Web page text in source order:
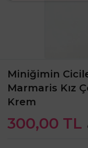
Miniğimin
Marmaris Kız
Krem
300,00 TL